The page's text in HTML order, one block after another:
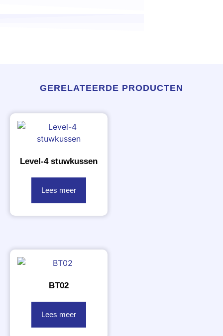
GERELATEERDE PRODUCTEN
Level-4 stuwkussen
Lees meer
BT02
Lees meer